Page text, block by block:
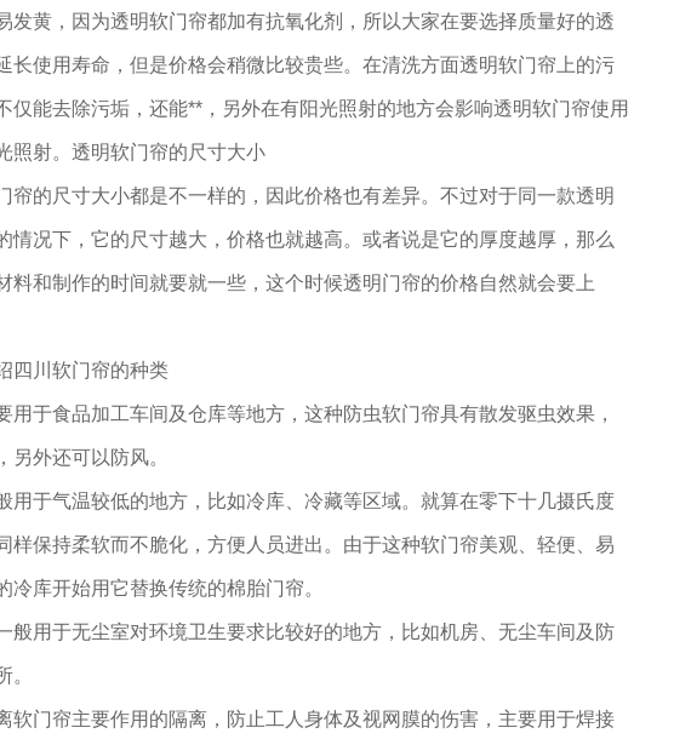
发黄，因为透明软门帘都加有抗氧化剂，所以大家在要选择质量好的透
长使用寿命，但是价格会稍微比较贵些。在清洗方面透明软门帘上的污
仅能去除污垢，还能**，另外在有阳光照射的地方会影响透明软门帘使用
照射。透明软门帘的尺寸大小
帘的尺寸大小都是不一样的，因此价格也有差异。不过对于同一款透明
情况下，它的尺寸越大，价格也就越高。或者说是它的厚度越厚，那么
料和制作的时间就要就一些，这个时候透明门帘的价格自然就会要上
四川软门帘的种类
用于食品加工车间及仓库等地方，这种防虫软门帘具有散发驱虫效果，
另外还可以防风。
用于气温较低的地方，比如冷库、冷藏等区域。就算在零下十几摄氏度
样保持柔软而不脆化，方便人员进出。由于这种软门帘美观、轻便、易
冷库开始用它替换传统的棉胎门帘。
般用于无尘室对环境卫生要求比较好的地方，比如机房、无尘车间及防
。
软门帘主要作用的隔离，防止工人身体及视网膜的伤害，主要用于焊接